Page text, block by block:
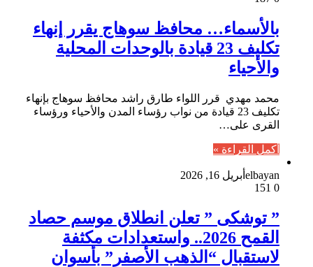
بالأسماء… محافظ سوهاج يقرر إنهاء
تكليف 23 قيادة بالوحدات المحلية
والأحياء
محمد مهدي قرر اللواء طارق راشد محافظ سوهاج بإنهاء
تكليف 23 قيادة من نواب رؤساء المدن والأحياء ورؤساء
القرى على…
أكمل القراءة »
elbayan أبريل 16, 2026
0
” توشكى ” تعلن انطلاق موسم حصاد
القمح 2026.. واستعدادات مكثفة
لاستقبال “الذهب الأصفر” بأسوان